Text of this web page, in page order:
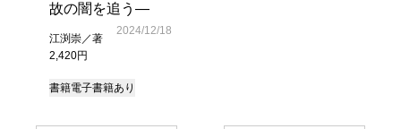
故の闇を追う―
江渕崇／著
2,420円
2024/12/18
書籍電子書籍あり